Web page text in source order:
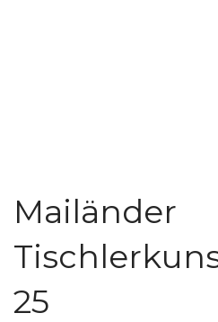
Mailänder
25